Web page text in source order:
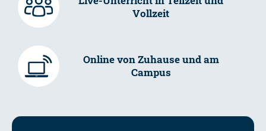
Vollzeit
Online von Zuhause und am
Campus